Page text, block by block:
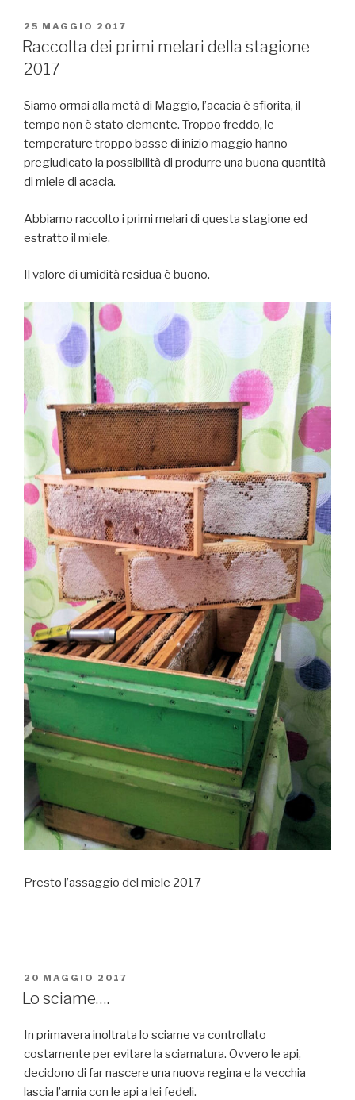
PUBBLICATO
IL
25 MAGGIO 2017
Raccolta dei primi melari della stagione
2017
Siamo ormai alla metà di Maggio, l’acacia è sfiorita, il
tempo non è stato clemente. Troppo freddo, le
temperature troppo basse di inizio maggio hanno
pregiudicato la possibilità di produrre una buona quantità
di miele di acacia.
Abbiamo raccolto i primi melari di questa stagione ed
estratto il miele.
Il valore di umidità residua è buono.
Presto l’assaggio del miele 2017
PUBBLICATO
IL
20 MAGGIO 2017
Lo sciame….
In primavera inoltrata lo sciame va controllato
costamente per evitare la sciamatura. Ovvero le api,
decidono di far nascere una nuova regina e la vecchia
lascia l’arnia con le api a lei fedeli.